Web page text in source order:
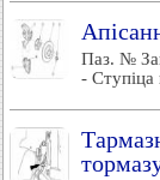
Паз. №
- Ступіца